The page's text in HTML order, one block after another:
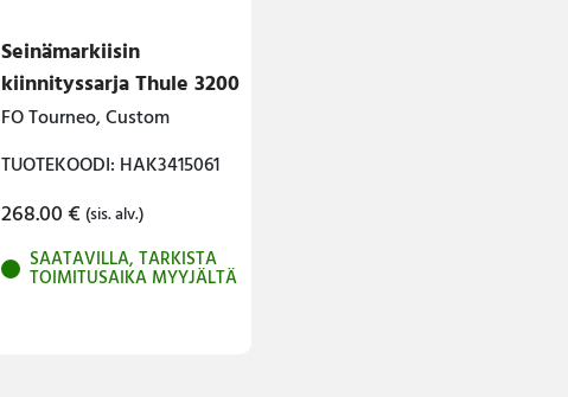
Seinämarkiisin
kiinnityssarja Thule 3200
FO Tourneo, Custom
TUOTEKOODI: HAK3415061
268.00€ (sis. alv.)
SAATAVILLA, TARKISTA
TOIMITUSAIKA MYYJÄLTÄ